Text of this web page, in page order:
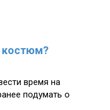
костюм?
время на
подумать о